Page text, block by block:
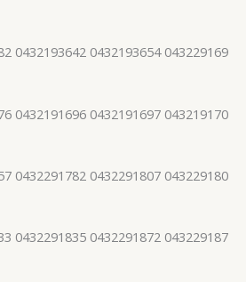
0432193642 0432193654 043229169
0432191696 0432191697 043219170
0432291782 0432291807 043229180
0432291835 0432291872 043229187